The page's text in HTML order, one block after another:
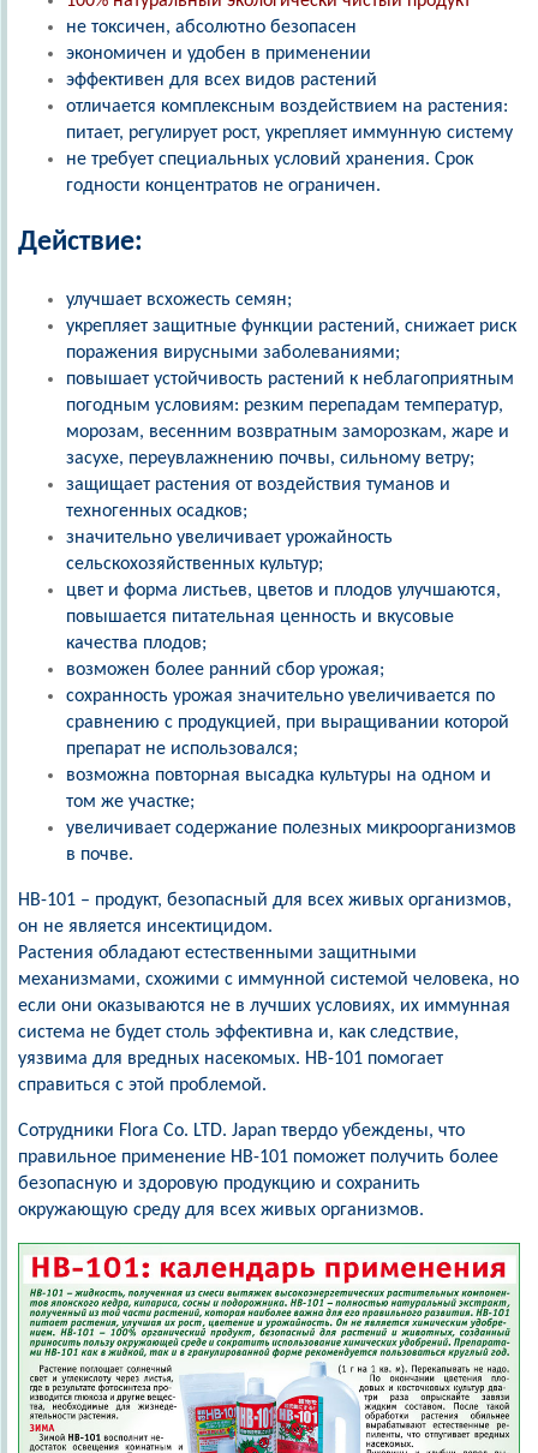
не токсичен, абсолютно безопасен
экономичен и удобен в применении
эффективен для всех видов растений
отличается комплексным воздействием на растения:
питает, регулирует рост, укрепляет иммунную систему
не требует специальных условий хранения. Срок
годности концентратов не ограничен.
Действие:
улучшает всхожесть семян;
укрепляет защитные функции растений, снижает риск
поражения вирусными заболеваниями;
повышает устойчивость растений к неблагоприятным
погодным условиям: резким перепадам температур,
морозам, весенним возвратным заморозкам, жаре и
засухе, переувлажнению почвы, сильному ветру;
защищает растения от воздействия туманов и
техногенных осадков;
значительно увеличивает урожайность
сельскохозяйственных культур;
цвет и форма листьев, цветов и плодов улучшаются,
повышается питательная ценность и вкусовые
качества плодов;
возможен более ранний сбор урожая;
сохранность урожая значительно увеличивается по
сравнению с продукцией, при выращивании которой
препарат не использовался;
возможна повторная высадка культуры на одном и
том же участке;
увеличивает содержание полезных микроорганизмов
в почве.
HB-101 – продукт, безопасный для всех живых организмов,
он не является инсектицидом.
Растения обладают естественными защитными
механизмами, схожими с иммунной системой человека, но
если они оказываются не в лучших условиях, их иммунная
система не будет столь эффективна и, как следствие,
уязвима для вредных насекомых. HB-101 помогает
справиться с этой проблемой.
Сотрудники Flora Co. LTD. Japan твердо убеждены, что
правильное применение HB-101 поможет получить более
безопасную и здоровую продукцию и сохранить
окружающую среду для всех живых организмов.